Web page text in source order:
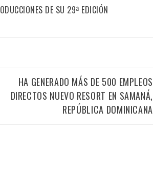
DE SU 29ª EDICIÓN
HA GENERADO MÁS DE 500 EMPLEOS
DIRECTOS NUEVO RESORT EN SAMANÁ,
REPÚBLICA DOMINICANA